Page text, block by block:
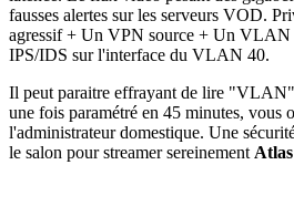
fausses alertes sur les serveurs VOD.
agressif + Un VPN source + Un VLAN
IPS/IDS sur l'interface du VLAN 40.
Il peut paraitre effrayant de lire
une fois paramétré en 45 minutes, vous
l'administrateur domestique. Une
le salon pour streamer sereinement